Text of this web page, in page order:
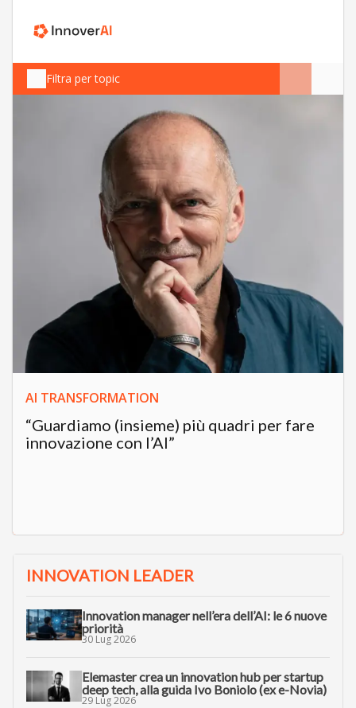
Filtra per topic
AI TRANSFORMATION
“Guardiamo (insieme) più quadri per fare
innovazione con l’AI”
INNOVATION LEADER
Innovation manager nell’era dell’AI: le 6 nuove
priorità
30 Lug 2026
Elemaster crea un innovation hub per startup
deep tech, alla guida Ivo Boniolo (ex e-Novia)
29 Lug 2026